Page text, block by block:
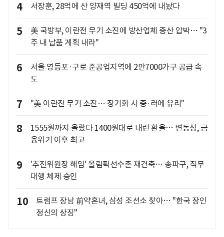
4 서장훈, 28억에 산 양재역 빌딩 450억에 내놨다
5
美 국방부, 이란전 무기 소진에 방산업체 증산 압박… "3
주 내 납품 계획 내라"
6
서울 영등포·구로 준공업지역에 2만7000가구 공급 속
도
7 "美 이란전 무기 소진… 장기화 시 중·러에 유리"
8
1555원까지 올랐다 1400원대로 내린 환율… 변동성, 금
융위기 이후 최고
9
'추진위원장 해임' 올림픽선수촌 재건축… 송파구, 직무
대행 체제 승인
10
트럼프 장남 前약혼녀, 삼성 조선소 찾아… "한국 장인
정신의 상징"